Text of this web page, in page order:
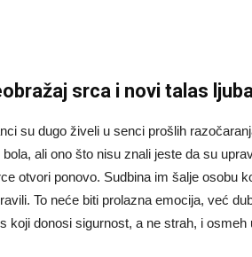
srca i novi talas
su dugo živeli u senci prošlih
bola, ali ono što nisu znali jeste da su
otvori ponovo. Sudbina im šalje osobu
To neće biti prolazna emocija, već
koji donosi sigurnost, a ne strah, i osmeh